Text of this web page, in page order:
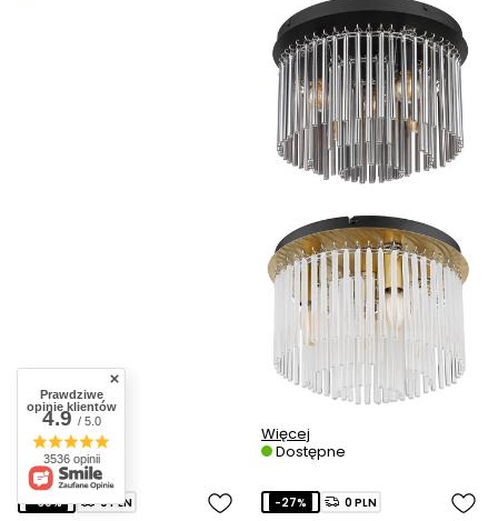
Więcej
Dostępne
-30% 0 PLN -27% 0 PLN
Prawdziwe
opinie klientów
4.9/ 5.0
3536 opinii